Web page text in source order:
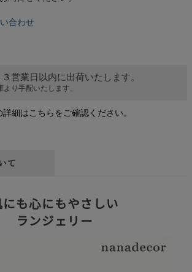
合わせ
営業日以内に出荷いたします。
より手配いたします。
詳細はこちらをご確認ください。
て
にも心にもやさしい
ランジェリー